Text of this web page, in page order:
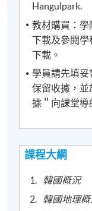
Hangulpark.
教材購買：
下載及參閱學
下載。
學員請先填妥
保留收據，
據＂向課堂導
課程大綱
韓國概況
韓國地理